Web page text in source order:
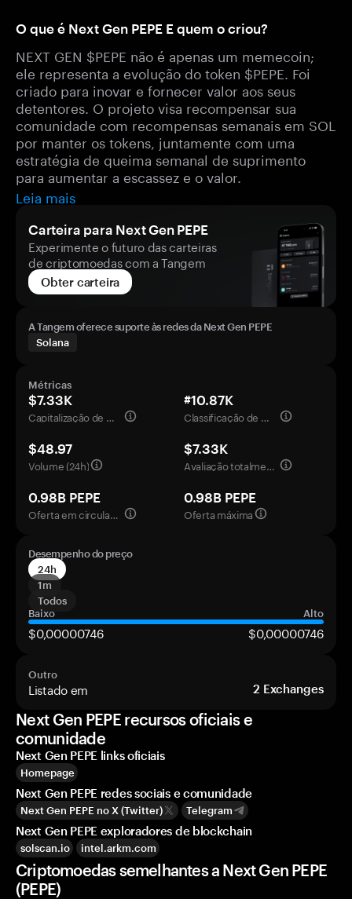
O que é Next Gen PEPE E quem o criou?
NEXT GEN $PEPE não é apenas um memecoin;
ele representa a evolução do token $PEPE. Foi
criado para inovar e fornecer valor aos seus
detentores. O projeto visa recompensar sua
comunidade com recompensas semanais em SOL
por manter os tokens, juntamente com uma
estratégia de queima semanal de suprimento
para aumentar a escassez e o valor.
Leia mais
Carteira para Next Gen PEPE
Experimente o futuro das carteiras
de criptomoedas com a Tangem
Obter carteira
A Tangem oferece suporte às redes da Next Gen PEPE
Solana
Métricas
$7.33K
Capitalização de mercado
#10.87K
Classificação de mercado
$48.97
Volume (24h)
$7.33K
Avaliação totalmente diluída
0.98B PEPE
Oferta em circulação
0.98B PEPE
Oferta máxima
Desempenho do preço
24h
1m
Todos
Baixo
Alto
$0,00000746 $0,00000746
Outro
Listado em 2 Exchanges
Next Gen PEPE recursos oficiais e
comunidade
Next Gen PEPE links oficiais
Homepage
Next Gen PEPE redes sociais e comunidade
Next Gen PEPE no X (Twitter) Telegram
Next Gen PEPE exploradores de blockchain
solscan.io intel.arkm.com
Criptomoedas semelhantes a Next Gen PEPE
(PEPE)